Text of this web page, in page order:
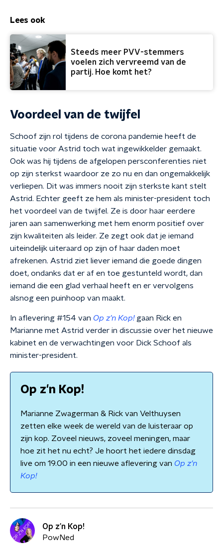
Lees ook
Steeds meer PVV-stemmers
voelen zich vervreemd van de
partij. Hoe komt het?
Voordeel van de twijfel
Schoof zijn rol tijdens de corona pandemie heeft de
situatie voor Astrid toch wat ingewikkelder gemaakt.
Ook was hij tijdens de afgelopen persconferenties niet
op zijn sterkst waardoor ze zo nu en dan ongemakkelijk
verliepen. Dit was immers nooit zijn sterkste kant stelt
Astrid. Echter geeft ze hem als minister-president toch
het voordeel van de twijfel. Ze is door haar eerdere
jaren aan samenwerking met hem enorm positief over
zijn kwaliteiten als leider. Ze zegt ook dat je iemand
uiteindelijk uiteraard op zijn of haar daden moet
afrekenen. Astrid ziet liever iemand die goede dingen
doet, ondanks dat er af en toe gestunteld wordt, dan
iemand die een glad verhaal heeft en er vervolgens
alsnog een puinhoop van maakt.
In aflevering #154 van Op z’n Kop!gaan Rick en
Marianne met Astrid verder in discussie over het nieuwe
kabinet en de verwachtingen voor Dick Schoof als
minister-president.
Op z'n Kop!
Marianne Zwagerman & Rick van Velthuysen
zetten elke week de wereld van de luisteraar op
zijn kop. Zoveel nieuws, zoveel meningen, maar
hoe zit het nu echt? Je hoort het iedere dinsdag
live om 19.00 in een nieuwe aflevering van Op z'n
Kop!
Op z’n Kop!
PowNed